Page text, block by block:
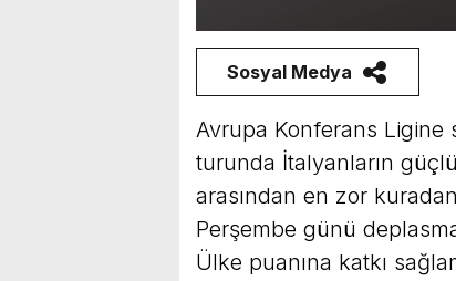
Sosyal Medya
Avrupa Konferans Ligine
turunda İtalyanların
arasından en zor
Perşembe günü
Ülke puanına katkı